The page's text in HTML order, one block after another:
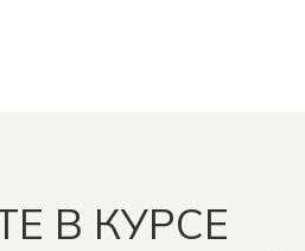
В КУРСЕ